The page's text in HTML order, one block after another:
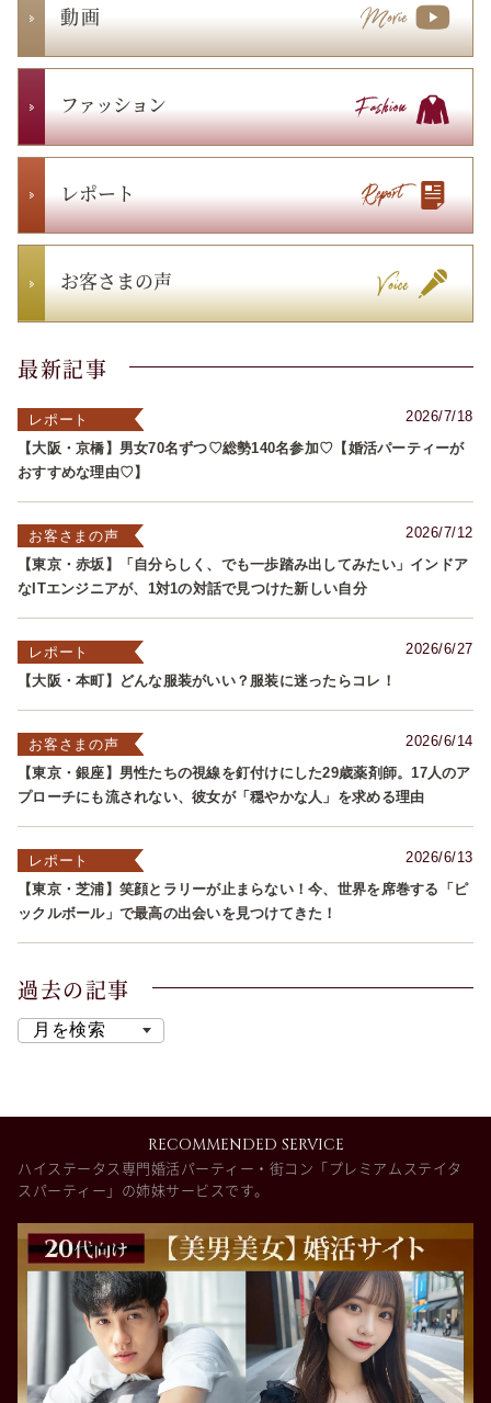
動 画
ファッション
レポート
お客さまの声
最新記事
2026/7/18
レポート
【大阪・京橋】男女70名ずつ♡総勢140名参加♡【婚活パーティーが
おすすめな理由♡】
2026/7/12
お客さまの声
【東京・赤坂】「自分らしく、でも一歩踏み出してみたい」インドア
なITエンジニアが、1対1の対話で見つけた新しい自分
2026/6/27
レポート
【大阪・本町】どんな服装がいい？服装に迷ったらコレ！
2026/6/14
お客さまの声
【東京・銀座】男性たちの視線を釘付けにした29歳薬剤師。17人のア
プローチにも流されない、彼女が「穏やかな人」を求める理由
2026/6/13
レポート
【東京・芝浦】笑顔とラリーが止まらない！今、世界を席巻する「ピ
ックルボール」で最高の出会いを見つけてきた！
過去の記事
RECOMMENDED SERVICE
ハイステータス専門婚活パーティー・街コン「プレミアムステイタ
スパーティー」の姉妹サービスです。